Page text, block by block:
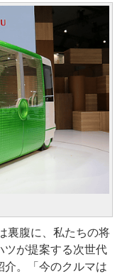
裏腹に、私たちの将
ツが提案する次世代
介。「今のクルマは